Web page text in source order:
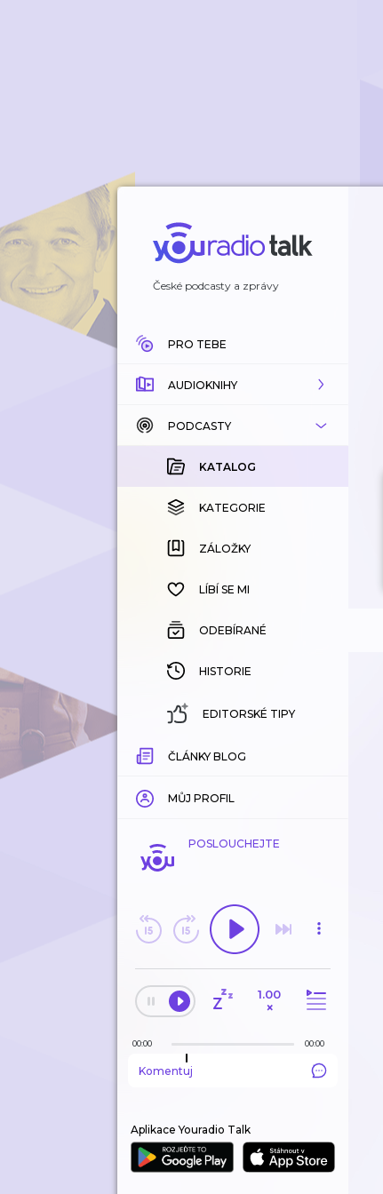
České podcasty a zprávy
PRO TEBE
AUDIOKNIHY
KATALOG
KOUPENÉ
KATEGORIE
ZÁLOŽKY
HISTORIE
PODCASTY
KATALOG
KATEGORIE
ZÁLOŽKY
LÍBÍ SE MI
ODEBÍRANÉ
HISTORIE
EDITORSKÉ TIPY
ČLÁNKY BLOG
MŮJ PROFIL
POSLOUCHEJTE
1.00
×
00:00 00:00
Komentuj
Aplikace Youradio Talk